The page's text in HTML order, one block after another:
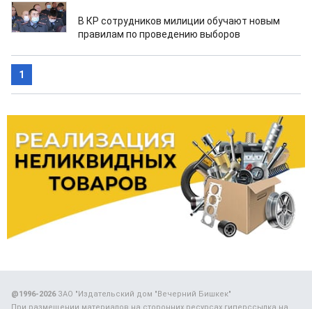
04.10.2021
В КР сотрудников милиции обучают новым
правилам по проведению выборов
1
@1996-2026ЗАО "Издательский дом "Вечерний Бишкек"